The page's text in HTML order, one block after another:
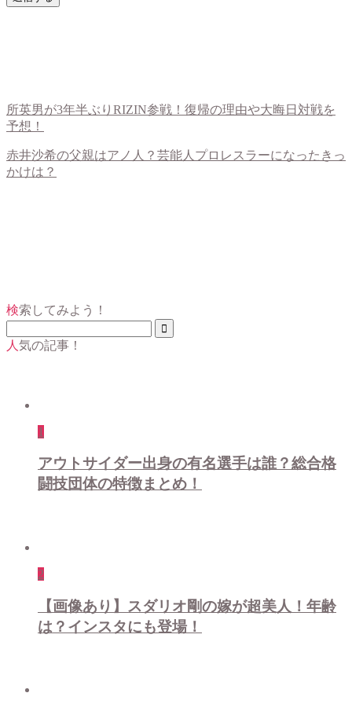
所英男が3年半ぶりRIZIN参戦！復帰の理由や大晦日対戦を
予想！
赤井沙希の父親はアノ人？芸能人プロレスラーになったきっ
かけは？
検索してみよう！
人気の記事！
1
アウトサイダー出身の有名選手は誰？総合格
闘技団体の特徴まとめ！
2
【画像あり】スダリオ剛の嫁が超美人！年齢
は？インスタにも登場！